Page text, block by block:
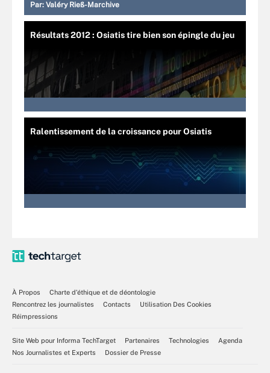
Par: Valéry Rieß-Marchive
Résultats 2012 : Osiatis tire bien son épingle du jeu
Ralentissement de la croissance pour Osiatis
À Propos
Charte d’éthique et de déontologie
Rencontrez les journalistes
Contacts
Utilisation Des Cookies
Réimpressions
Site Web pour Informa TechTarget Partenaires Technologies
Agenda
Nos Journalistes et Experts
Dossier de Presse